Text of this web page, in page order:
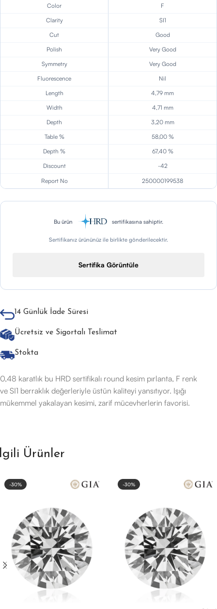
Color
F
Clarity
SI1
Cut
Good
Polish
Very Good
Symmetry
Very Good
Fluorescence
Nil
Length
4,79 mm
Width
4,71 mm
Depth
3,20 mm
Table %
58,00 %
Depth %
67,40 %
Discount
-42
Report No 250000199538
Bu ürün sertifikasına sahiptir.
Sertifikanız ürününüz ile birlikte gönderilecektir.
Sertifika Görüntüle
14 Günlük İade Süresi
Ücretsiz ve Sigortalı Teslimat
Stokta
0,48 karatlık bu HRD sertifikalı round kesim pırlanta, F renk
ve SI1 berraklık değerleriyle üstün kaliteyi yansıtıyor. Işığı
mükemmel yakalayan kesimi, zarif mücevherlerin favorisi.
Ürünler
-30% -30%